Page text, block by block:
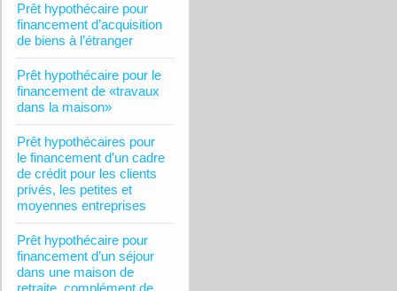
Prêt hypothécaire pour
financement d’acquisition
de biens à l’étranger
Prêt hypothécaire pour le
financement de «travaux
dans la maison»
Prêt hypothécaires pour
le financement d’un cadre
de crédit pour les clients
privés, les petites et
moyennes entreprises
Prêt hypothécaire pour
financement d’un séjour
dans une maison de
retraite, complément de